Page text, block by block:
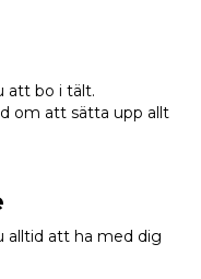
att bo i tält.
om att sätta upp allt
alltid att ha med dig